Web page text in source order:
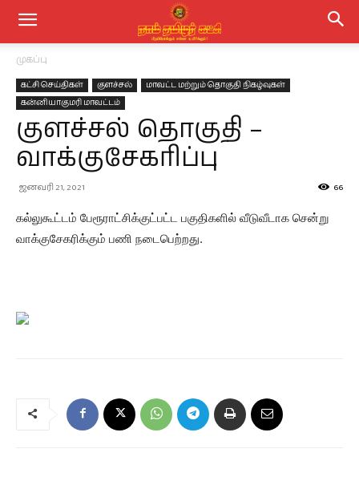
முகப்பு
கட்சி செய்திகள் குளச்சல்
மாவட்ட மற்றும் தொகுதி நிகழ்வுகள்
கன்னியாகுமரி மாவட்டம்
குளச்சல் தொகுதி –
வாக்குசேகரிப்பு
ஜனவரி 21, 2021 66
கல்லுகூட்டம் பேரூராட்சிக்குட்பட்ட பகுதிகளில் வீடுவீடாக சென்று
வாக்குசேகரிக்கும் பணி நடைபெற்றது.